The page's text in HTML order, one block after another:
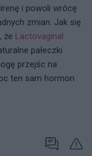
i powoli wrócę
zmian. Jak się
że Lactovaginal
pałeczki
przejśc na
ten sam hormon